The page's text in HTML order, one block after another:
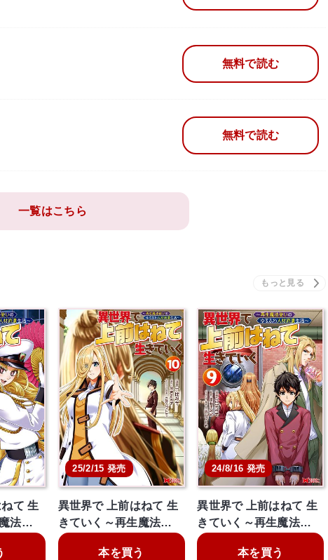
無料で読む
無料で読む
一覧はこちら
て 生
法…
25/2/15 発売
異世界で 上前はねて 生
きていく～再生魔法…
本を買う
24/8/16 発売
異世界で 上前はねて 生
きていく～再生魔法…
本を買う